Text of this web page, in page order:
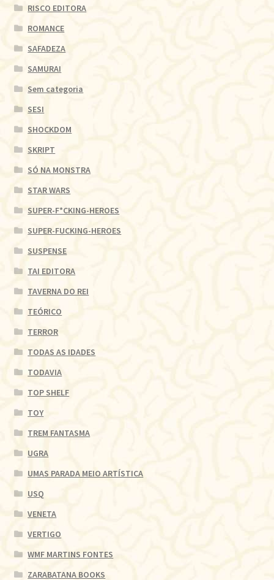
RISCO EDITORA
ROMANCE
SAFADEZA
SAMURAI
Sem categoria
SESI
SHOCKDOM
SKRIPT
SÓ NA MONSTRA
STAR WARS
SUPER-F*CKING-HEROES
SUPER-FUCKING-HEROES
SUSPENSE
TAI EDITORA
TAVERNA DO REI
TEÓRICO
TERROR
TODAS AS IDADES
TODAVIA
TOP SHELF
TOY
TREM FANTASMA
UGRA
UMAS PARADA MEIO ARTÍSTICA
USQ
VENETA
VERTIGO
WMF MARTINS FONTES
ZARABATANA BOOKS